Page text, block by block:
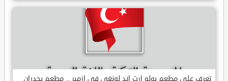
تعرف على مطعم يولو ارت اند لونغي في ازمير .. مطعم بجدران